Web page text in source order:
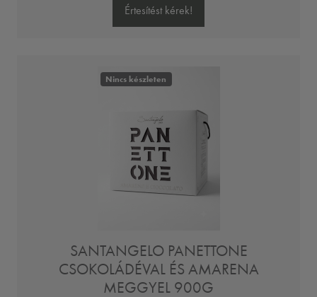
Értesítést kérek!
Nincs készleten
SANTANGELO PANETTONE
CSOKOLÁDÉVAL ÉS AMARENA
MEGGYEL 900G